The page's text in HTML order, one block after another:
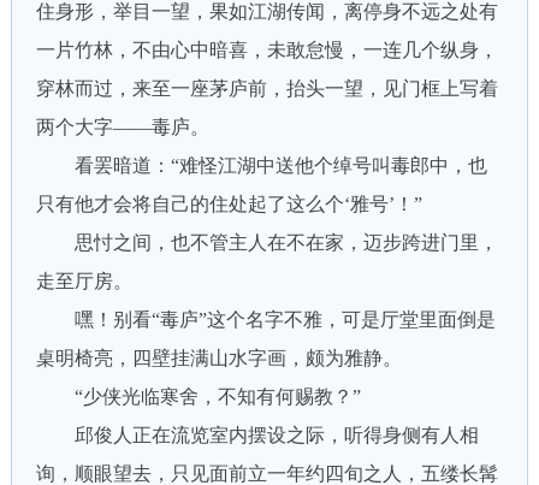
住身形，举目一望，果如江湖传闻，离停身不远之处有
一片竹林，不由心中暗喜，未敢怠慢，一连几个纵身，
穿林而过，来至一座茅庐前，抬头一望，见门框上写着
两个大字——毒庐。
看罢暗道：“难怪江湖中送他个绰号叫毒郎中，也
只有他才会将自己的住处起了这么个‘雅号’！”
思忖之间，也不管主人在不在家，迈步跨进门里，
走至厅房。
嘿！别看“毒庐”这个名字不雅，可是厅堂里面倒是
桌明椅亮，四壁挂满山水字画，颇为雅静。
“少侠光临寒舍，不知有何赐教？”
邱俊人正在流览室内摆设之际，听得身侧有人相
询，顺眼望去，只见面前立一年约四旬之人，五缕长髯